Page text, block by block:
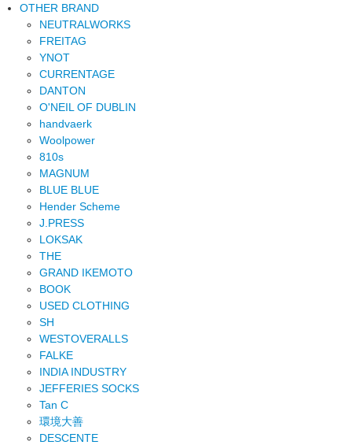
OTHER BRAND
NEUTRALWORKS
FREITAG
YNOT
CURRENTAGE
DANTON
O'NEIL OF DUBLIN
handvaerk
Woolpower
810s
MAGNUM
BLUE BLUE
Hender Scheme
J.PRESS
LOKSAK
THE
GRAND IKEMOTO
BOOK
USED CLOTHING
SH
WESTOVERALLS
FALKE
INDIA INDUSTRY
JEFFERIES SOCKS
Tan C
環境大善
DESCENTE